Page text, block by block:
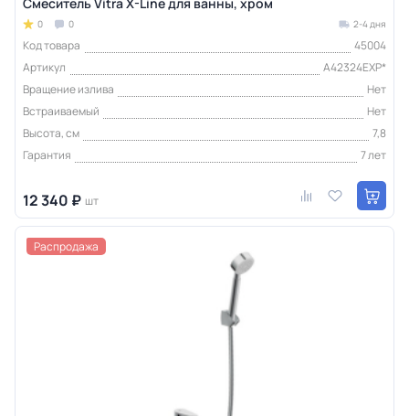
Смеситель Vitra X-Line для ванны, хром
0 0 2-4 дня
Код товара
45004
Артикул
A42324EXP*
Вращение излива
Нет
Встраиваемый
Нет
Высота, см
7,8
Гарантия
7 лет
12 340 ₽ шт
Распродажа